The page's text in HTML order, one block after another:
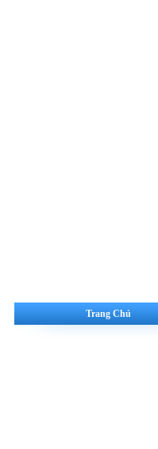
Trang Chủ